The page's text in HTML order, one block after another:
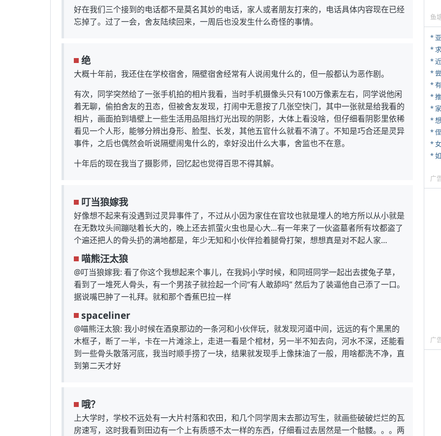
好在我们三个接到的电话都不是莫名其妙的电话，家人或者朋友打来的，电话具体内容现在已经
忘掉了。过了一会，舍友陆续回来，一周后也没发生什么奇怪的事情。
绝
大概十年前，我还住在学校宿舍，隔壁宿舍经常有人说闹鬼什么的，但一般都认为恶作剧。
有次，同学突然给了一张手机拍的相片我看，当时手机摄像头只有100万像素左右，同学说他闲
着无聊，偷拍舍友的丑态，但被舍友发现，打闹中无意按了几张空快门，其中一张就是给我看的
相片，画面拍到墙壁上一些生活用品阻挡灯光出现的阴影，大体上看没啥，但仔细看阴影里依稀
看见一个人形，能够分辨出身形、脸型、长发，其他五官什么就看不清了。不知是巧合还是灵异
事件，之后也偶然会听说隔壁闹鬼什么的，幸好没出什么大事，舍监也不在意。
十年后的现在我当了摄影师，回忆起也觉得百思不得其解。
叮当狼嫁我
好像想不起来有没遇到过灵异事件了，不过从小因为家住在官坟也就是埋人的地方所以从小就是
在无数坟头间蹦哒着长大的，晚上还去抓萤火虫也是心大…有一年来了一伙盗墓者所有坟都盗了
个遍还把人的骨头扔的满地都是，年少无知和小伙伴捡着腿骨打架，想想真是对不起人家…
喵熊汪太狼
@叮当狼嫁我: 看了你这个我想起来个事儿，在我妈小学时候，和同班同学一起出去拔兔子草，
看到了一堆死人骨头，有一个男孩子就捡起一个问“有人敢舔吗” 然后为了装逼他自己添了一口。
据说嘴巴肿了一礼拜。就和那个香蕉巴拉一样
spaceliner
@喵熊汪太狼: 我小时候在酒泉那边的一条河和小伙伴玩，就发现河道中间，远远的有个黑黑的
木框子，断了一半，卡在一片滩涂上，走进一看是个棺材，另一半不知去向，河水不深，还能看
到一些骨头散落河底，我当时顺手捞了一块，结果就发现手上像抹油了一般，用啥都洗不净，直
到第二天才好
哦？
上大学时，学校不远处有一大片村落和农田，和几个同学周末去那边写生，就画些破破烂烂的瓦
房速写，这时我看到田边有一个上有质感不太一样的东西，仔细看过去居然是一个骷髅。。。两
鱼
*
*
*
*
*
*
*
*
*
广
广